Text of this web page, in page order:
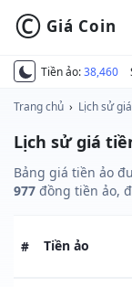
Tiền ảo:38,460
© Giá Coin
Trang chủ › Lịch sử
Lịch sử giá
Bảng giá tiền ảo
977 đồng tiền ảo,
# Tiền ảo